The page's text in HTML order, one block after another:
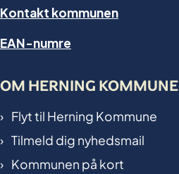
Kontakt kommunen
EAN-numre
OM HERNING KOMMUNE
Flyt til Herning Kommune
Tilmeld dig nyhedsmail
Kommunen på kort